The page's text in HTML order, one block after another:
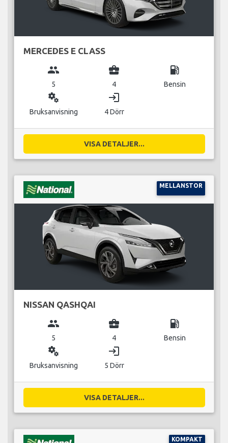
MERCEDES E CLASS
group
5
business_center
4
local_gas_station
Bensin
miscellaneous_services
Bruksanvisning
login
4 Dörr
VISA DETALJER...
MELLANSTOR
NISSAN QASHQAI
group
5
business_center
4
local_gas_station
Bensin
miscellaneous_services
Bruksanvisning
login
5 Dörr
VISA DETALJER...
KOMPAKT